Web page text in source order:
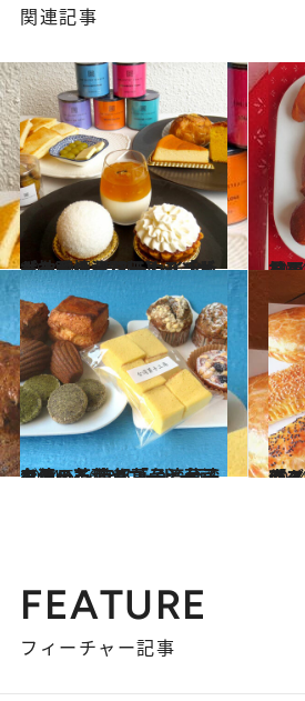
関連記事
2024.9.8
【神戸・北野町】シンガポールの ティーカルチャーを愛情深く伝える「ザ サルトリー ストレイツ」
グルメ 神戸・三宮近くで かわいくて
グ
2024.6.16
台湾の茶葉やコーヒー豆を使った 焼き菓子と台湾カステラ 京都「台湾菓子工房」
グルメ 南アフリカ出
グ
FEATURE
フィーチャー記事